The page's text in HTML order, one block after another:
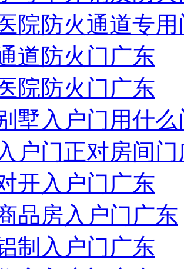
院防火通道专用
道防火门广东
院防火门广东
墅入户门用什
户门正对房间门
开入户门广东
品房入户门广东
制入户门广东